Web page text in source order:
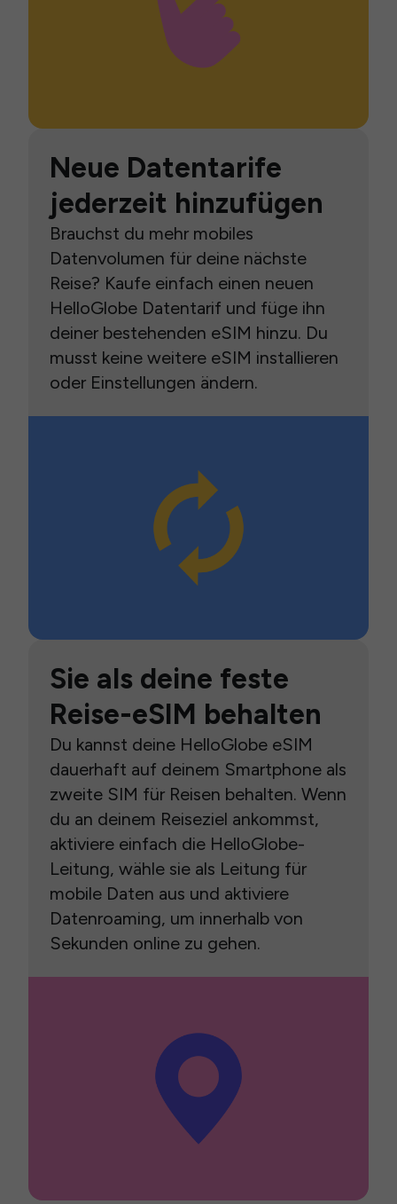
Neue Datentarife
jederzeit hinzufügen
Brauchst du mehr mobiles
Datenvolumen für deine nächste
Reise? Kaufe einfach einen neuen
HelloGlobe Datentarif und füge ihn
deiner bestehenden eSIM hinzu. Du
musst keine weitere eSIM installieren
oder Einstellungen ändern.
Sie als deine feste
Reise-eSIM behalten
Du kannst deine HelloGlobe eSIM
dauerhaft auf deinem Smartphone als
zweite SIM für Reisen behalten. Wenn
du an deinem Reiseziel ankommst,
aktiviere einfach die HelloGlobe-
Leitung, wähle sie als Leitung für
mobile Daten aus und aktiviere
Datenroaming, um innerhalb von
Sekunden online zu gehen.